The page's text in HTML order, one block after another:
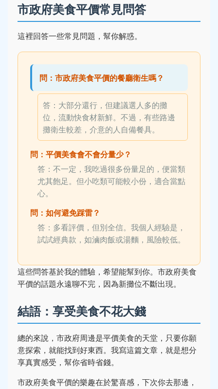
市政府美食平價常見問答
這裡回答一些常見問題，幫你解惑。
問：市政府美食平價的餐廳衛生嗎？
答：大部分還行，但建議選人多的攤
位，流動快食材新鮮。不過，有些路邊
攤衛生較差，介意的人自備餐具。
問：平價美食會不會分量少？
答：不一定，我吃過很多份量足的，便當類
尤其飽足。但小吃類可能較小份，適合當點
心。
問：如何避免踩雷？
答：多看評價，但別全信。我個人經驗是，
試試經典款，如滷肉飯或湯麵，風險較低。
這些問答基於我的體驗，希望能幫到你。市政府美食
平價的話題永遠聊不完，因為新攤位不斷出現。
結語：享受美食不花大錢
總的來說，市政府周邊是平價美食的天堂，只要你願
意探索，就能找到好東西。我寫這篇文章，就是想分
享真實感受，幫你省時省錢。
市政府美食平價的樂趣在於驚喜感，下次你去那邊，